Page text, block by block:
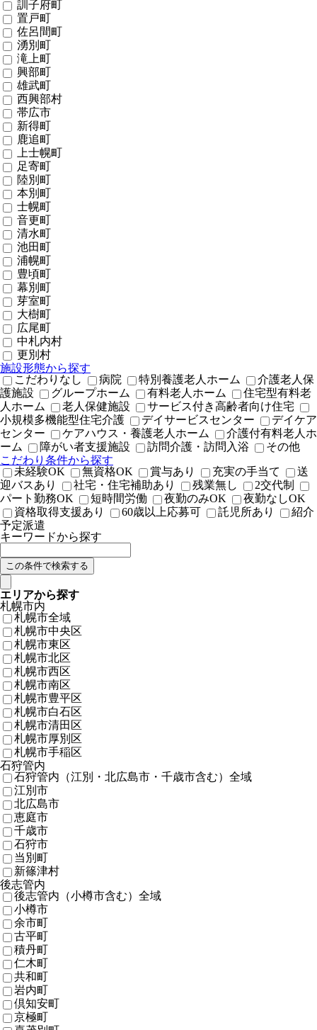
訓子府町
置戸町
佐呂間町
湧別町
滝上町
興部町
雄武町
西興部村
帯広市
新得町
鹿追町
上士幌町
足寄町
陸別町
本別町
士幌町
音更町
清水町
池田町
浦幌町
豊頃町
幕別町
芽室町
大樹町
広尾町
中札内村
更別村
施設形態から探す
こだわりなし
病院 特別養護老人ホーム
介護老人保
護施設
グループホーム 有料老人ホーム
住宅型有料老
人ホーム
老人保健施設
サービス付き高齢者向け住宅
小規模多機能型住宅介護
デイサービスセンター
デイケア
センター
ケアハウス・養護老人ホーム
介護付有料老人ホ
ーム
障がい者支援施設 訪問介護・訪問入浴
その他
こだわり条件から探す
未経験OK
無資格OK 賞与あり 充実の手当て
送
迎バスあり
社宅・住宅補助あり 残業無し
2交代制
パート勤務OK
短時間労働 夜勤のみOK
夜勤なしOK
資格取得支援あり
60歳以上応募可 託児所あり
紹介
予定派遣
キーワードから探す
エリアから探す
札幌市内
札幌市全域
札幌市中央区
札幌市東区
札幌市北区
札幌市西区
札幌市南区
札幌市豊平区
札幌市白石区
札幌市清田区
札幌市厚別区
札幌市手稲区
石狩管内
石狩管内（江別・北広島市・千歳市含む）全域
江別市
北広島市
恵庭市
千歳市
石狩市
当別町
新篠津村
後志管内
後志管内（小樽市含む）全域
小樽市
余市町
古平町
積丹町
仁木町
共和町
岩内町
倶知安町
京極町